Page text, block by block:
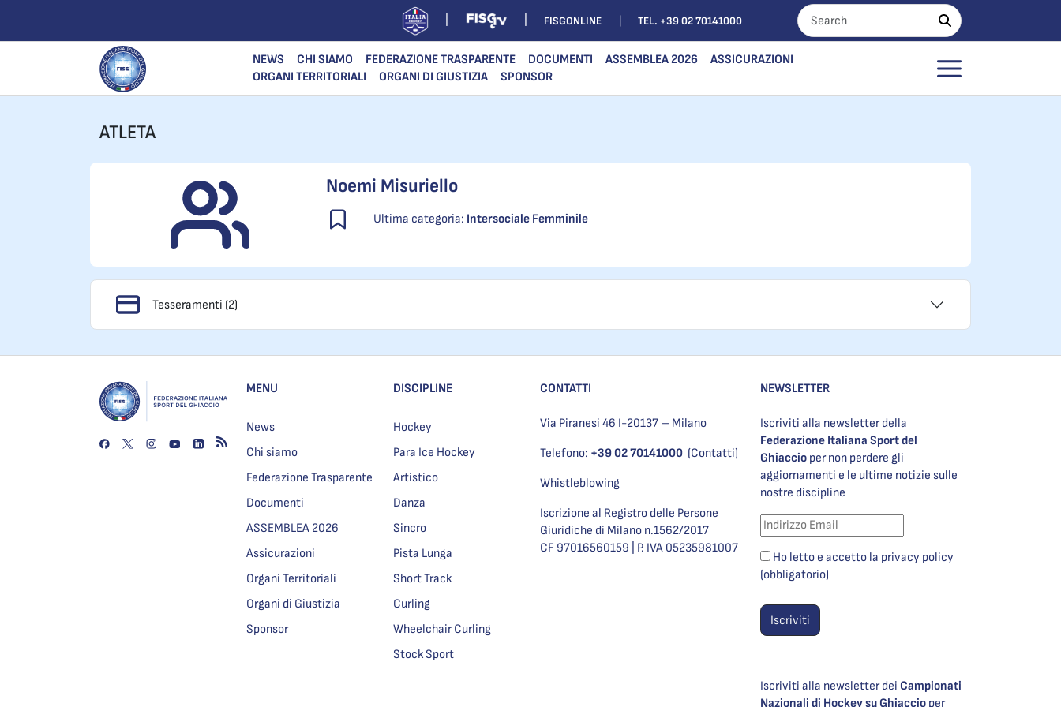
FISGONLINE TEL. +39 02 70141000
NEWS CHI SIAMO FEDERAZIONE TRASPARENTE DOCUMENTI ASSEMBLEA 2026
ASSICURAZIONI
ORGANI TERRITORIALI
ORGANI DI GIUSTIZIA SPONSOR
ATLETA
Noemi Misuriello
Ultima categoria: Intersociale Femminile
Tesseramenti (2)
MENU
News
Chi siamo
Federazione Trasparente
Documenti
ASSEMBLEA 2026
Assicurazioni
Organi Territoriali
Organi di Giustizia
Sponsor
DISCIPLINE
Hockey
Para Ice Hockey
Artistico
Danza
Sincro
Pista Lunga
Short Track
Curling
Wheelchair Curling
Stock Sport
CONTATTI
Via Piranesi 46 I-20137 – Milano
Telefono: +39 02 70141000 (Contatti)
Whistleblowing
Iscrizione al Registro delle Persone
Giuridiche di Milano n.1562/2017
CF 97016560159 | P. IVA 05235981007
NEWSLETTER
Iscriviti alla newsletter della
Federazione Italiana Sport del
Ghiaccio per non perdere gli
aggiornamenti e le ultime notizie sulle
nostre discipline
Ho letto e accetto la privacy policy
(obbligatorio)
Iscriviti alla newsletter dei Campionati
Nazionali di Hockey su Ghiaccio per